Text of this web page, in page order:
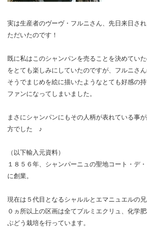
実は生産者のヴーヴ・フルニさん、先日来日さ
ただいたのです！
既に私はこのシャンパンを売ることを決めてい
をとても楽しみにしていたのですが、フルニさ
そうでまじめを絵に描いたようなとても好感の
ファンになってしまいました。
まさにシャンパンにもその人柄が表れている事
方でした ♪
（以下輸入元資料）
１８５６年、シャンパーニュの聖地コート・デ
に創業。
現在は５代目となるシャルルとエマニュエルの
０ヵ所以上の区画は全てプルミエクリュ、化学
ぶどう栽培を行っています。